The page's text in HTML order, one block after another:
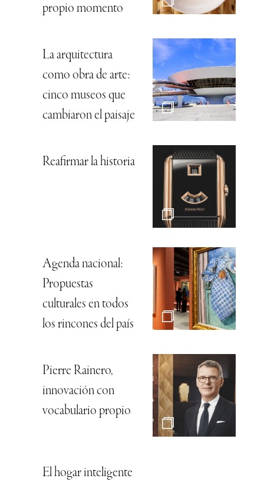
propio momento
La arquitectura
como obra de arte:
cinco museos que
cambiaron el paisaje
Reafirmar la historia
Agenda nacional:
Propuestas
culturales en todos
los rincones del país
Pierre Rainero,
innovación con
vocabulario propio
El hogar inteligente